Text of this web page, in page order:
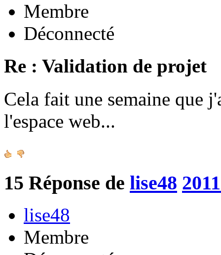
Membre
Déconnecté
Re : Validation de projet
Cela fait une semaine que
l'espace web...
15 Réponse de lise48
lise48
Membre